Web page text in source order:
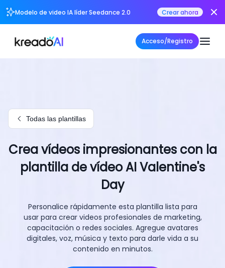
Modelo de video IA líder Seedance 2.0 Crear ahora
Acceso/Registro
Todas las plantillas
Crea vídeos impresionantes con la
plantilla de vídeo AI Valentine's
Day
Personalice rápidamente esta plantilla lista para
usar para crear videos profesionales de marketing,
capacitación o redes sociales. Agregue avatares
digitales, voz, música y texto para darle vida a su
contenido en minutos.